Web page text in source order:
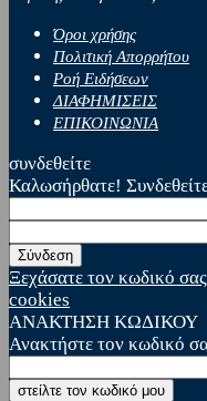
Όροι χρήσης
Πολιτική Απορρήτου
Ροή Ειδήσεων
ΔΙΑΦΗΜΙΣΕΙΣ
ΕΠΙΚΟΙΝΩΝΙΑ
συνδεθείτε
Καλωσήρθατε!
Ξεχάσατε τον κωδικό
cookies
ΑΝΑΚΤΗΣΗ ΚΩΔΙΚΟΥ
Ανακτήστε τον κωδικό